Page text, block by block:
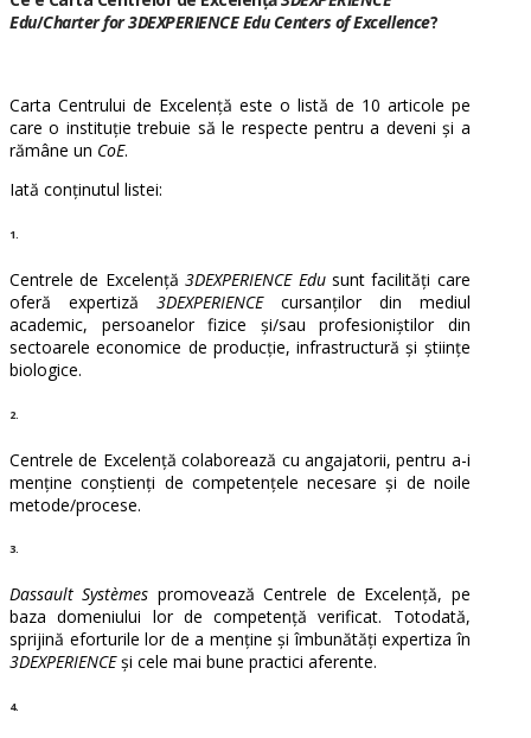
Edu/Charter for 3DEXPERIENCE Edu Centers of Excellence?
Carta Centrului de Excelență este o listă de 10 articole pe
care o instituție trebuie să le respecte pentru a deveni și a
rămâne un CoE.
Iată conținutul listei:
1.
Centrele de Excelență3DEXPERIENCE Edusunt facilități care
oferă expertiză 3DEXPERIENCEcursanților din mediul
academic, persoanelor fizice și/sau profesioniștilor din
sectoarele economice de producție, infrastructură și științe
biologice.
2.
Centrele de Excelență colaborează cu angajatorii, pentru a-i
menține conștienți de competențele necesare și de noile
metode/procese.
3.
Dassault Systèmes promovează Centrele de Excelență, pe
baza domeniului lor de competență verificat. Totodată,
sprijină eforturile lor de a menține și îmbunătăți expertiza în
3DEXPERIENCEși cele mai bune practici aferente.
4.